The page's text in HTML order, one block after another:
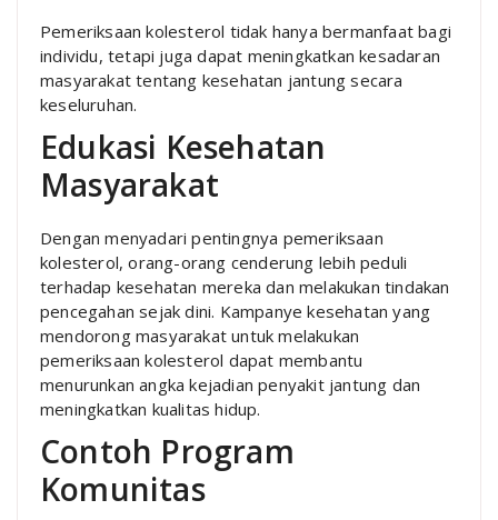
Pemeriksaan kolesterol tidak hanya bermanfaat bagi
individu, tetapi juga dapat meningkatkan kesadaran
masyarakat tentang kesehatan jantung secara
keseluruhan.
Edukasi Kesehatan
Masyarakat
Dengan menyadari pentingnya pemeriksaan
kolesterol, orang-orang cenderung lebih peduli
terhadap kesehatan mereka dan melakukan tindakan
pencegahan sejak dini. Kampanye kesehatan yang
mendorong masyarakat untuk melakukan
pemeriksaan kolesterol dapat membantu
menurunkan angka kejadian penyakit jantung dan
meningkatkan kualitas hidup.
Contoh Program
Komunitas